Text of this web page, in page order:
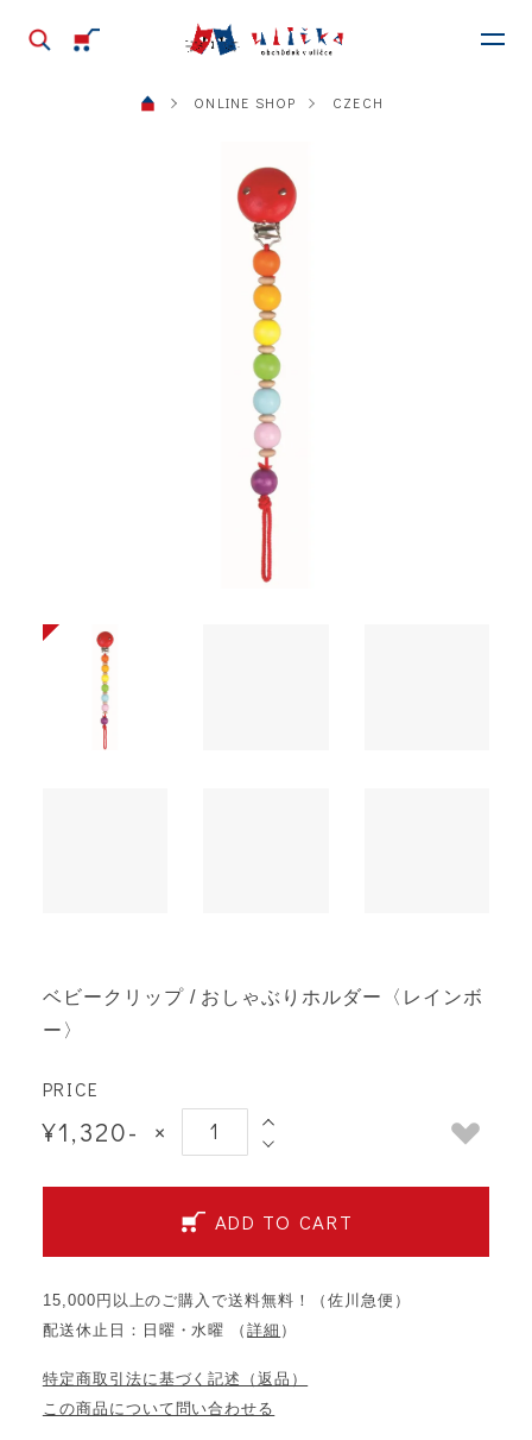
ONLINE SHOP CZECH
ベビークリップ / おしゃぶりホルダー〈レインボ
ー〉
PRICE
¥1,320- ×
ADD TO CART
15,000円以上のご購入で送料無料！（佐川急便）
配送休止日：日曜・水曜 （詳細 ）
特定商取引法に基づく記述（返品）
この商品について問い合わせる